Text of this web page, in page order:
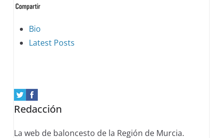
The
following
content
below.
Bio
Latest Posts
Redacción
La web de baloncesto de la Región de Murcia.